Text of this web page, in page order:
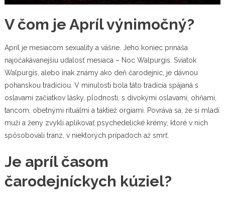
V čom je Apríl výnimočný?
Apríl je mesiacom sexuality a vášne. Jeho koniec prináša
najočakávanejšiu udalosť mesiaca – Noc Walpurgis. Sviatok
Walpurgis, alebo inak známy ako deň čarodejníc, je dávnou
pohanskou tradíciou. V minulosti bola táto tradícia spájaná s
oslavami začiatkov lásky, plodnosti, s divokými oslavami, ohňami,
tancom, obetnými rituálmi a taktiež orgiami. Povráva sa, že si mladí
muži a ženy zvykli aplikovať psychedelické krémy, ktoré v nich
spôsobovali tranz, v niektorých prípadoch až smrť.
Je apríl časom
čarodejníckych kúziel?